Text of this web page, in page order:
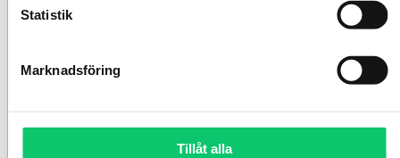
Statistik
Marknadsföring
Tillåt alla